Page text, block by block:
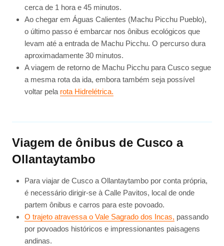
cerca de 1 hora e 45 minutos.
Ao chegar em Águas Calientes (Machu Picchu Pueblo),
o último passo é embarcar nos ônibus ecológicos que
levam até a entrada de Machu Picchu. O percurso dura
aproximadamente 30 minutos.
A viagem de retorno de Machu Picchu para Cusco segue
a mesma rota da ida, embora também seja possível
voltar pela rota Hidrelétrica.
Viagem de ônibus de Cusco a
Ollantaytambo
Para viajar de Cusco a Ollantaytambo por conta própria,
é necessário dirigir-se à Calle Pavitos, local de onde
partem ônibus e carros para este povoado.
O trajeto atravessa o Vale Sagrado dos Incas, passando
por povoados históricos e impressionantes paisagens
andinas.